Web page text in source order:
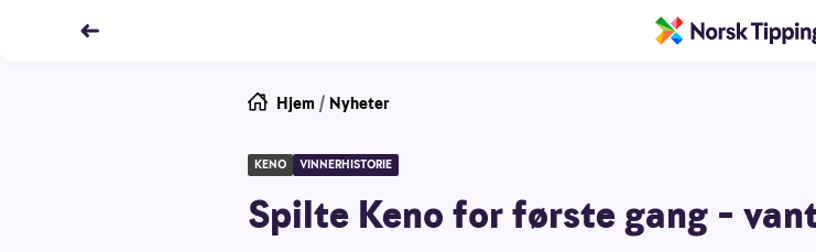
Hjem / Nyheter
KENO VINNERHISTORIE
Spilte Keno for første gang –